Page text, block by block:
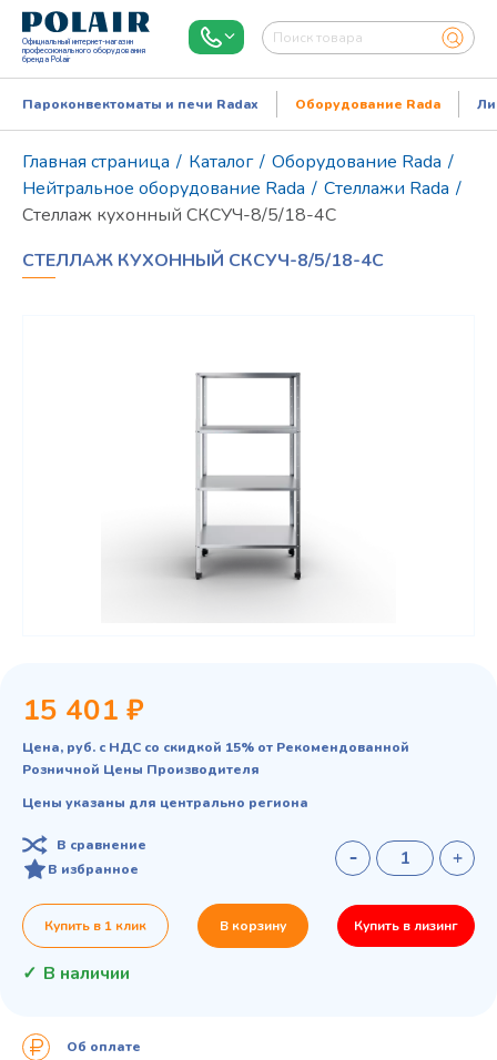
Официальный интернет-магазин
профессионального оборудования
бренда Polair
Режим работы:Пн..Пт: 9.00-18.00
Пароконвектоматы и печи Radax Оборудование Rada
Главная страница / Каталог / Оборудование Rada /
Нейтральное оборудование Rada / Стеллажи Rada /
Стеллаж кухонный СКСУЧ-8/5/18-4С
СТЕЛЛАЖ КУХОННЫЙ СКСУЧ-8/5/18-4С
15 401 ₽
Цена, руб. с НДС со скидкой 15% от Рекомендованной
Розничной Цены Производителя
Цены указаны для центрально региона
В сравнение
В избранное
Купить в 1 клик В корзину Купить в лизинг
В наличии
Об оплате